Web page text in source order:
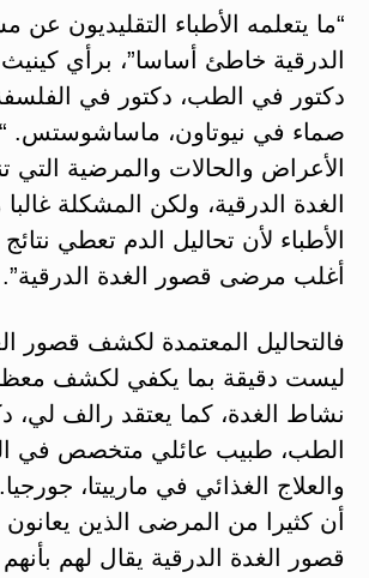
“ما يتعلمه الأطباء التقليديون عن
الدرقية خاطئ أساسا”، برأي كينيث
دكتور في الطب، دكتور في
صماء في نيوتاون، ماساشوستس.
الأعراض والحالات والمرضية
الغدة الدرقية، ولكن المشكلة
الأطباء لأن تحاليل الدم تعطي
أغلب مرضى قصور الغدة الدرقية”.
فالتحاليل المعتمدة لكشف قصور
ليست دقيقة بما يكفي لكشف
نشاط الغدة، كما يعتقد رالف لي،
الطب، طبيب عائلي متخصص في
والعلاج الغذائي في مارييتا،
أن كثيرا من المرضى الذين
قصور الغدة الدرقية يقال لهم